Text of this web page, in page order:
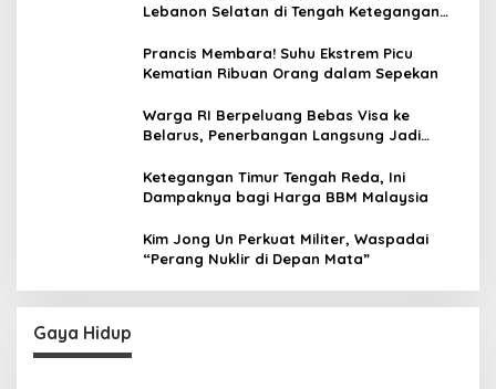
Lebanon Selatan di Tengah Ketegangan
Prancis Membara! Suhu Ekstrem Picu
Kematian Ribuan Orang dalam Sepekan
Warga RI Berpeluang Bebas Visa ke
Belarus, Penerbangan Langsung Jadi
Ketegangan Timur Tengah Reda, Ini
Dampaknya bagi Harga BBM Malaysia
Kim Jong Un Perkuat Militer, Waspadai
“Perang Nuklir di Depan Mata”
Gaya Hidup